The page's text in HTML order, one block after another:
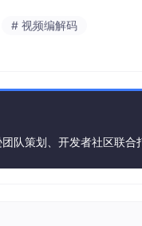
# 视频编解码
队策划、开发者社区联合